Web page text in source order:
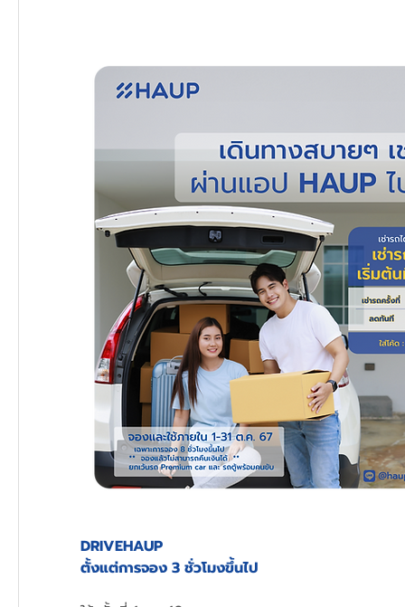
DRIVEHAUP
ตั้งแต่การจอง 3 ชั่วโมงขึ้นไป